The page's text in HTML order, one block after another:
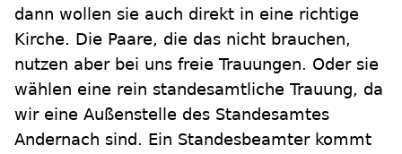
dann wollen sie auch direkt in eine richtige
Kirche. Die Paare, die das nicht brauchen,
nutzen aber bei uns freie Trauungen. Oder sie
wählen eine rein standesamtliche Trauung, da
wir eine Außenstelle des Standesamtes
Andernach sind. Ein Standesbeamter kommt